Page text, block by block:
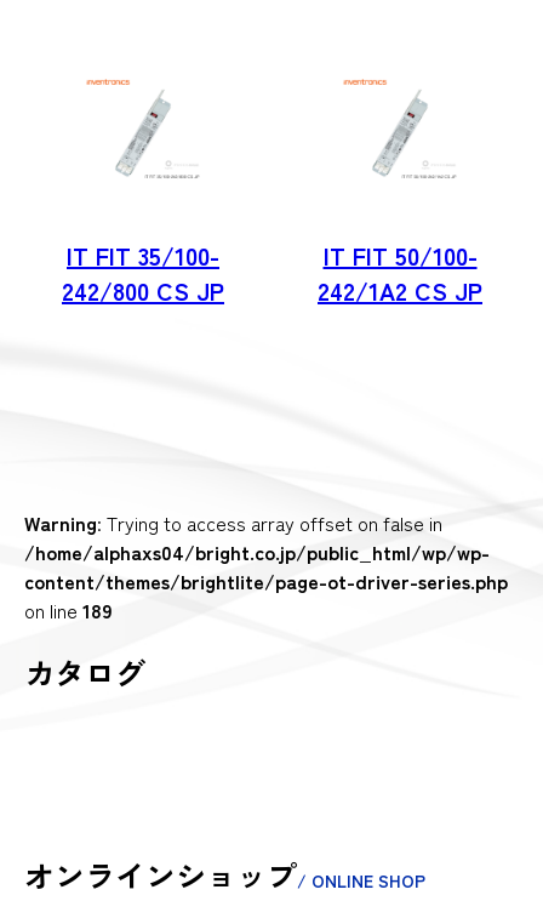
IT FIT 35/100-
242/800 CS JP
IT FIT 50/100-
242/1A2 CS JP
Warning: Trying to access array offset on false in
/home/alphaxs04/bright.co.jp/public_html/wp/wp-
content/themes/brightlite/page-ot-driver-series.php
on line 189
カタログ
オンラインショップ/ ONLINE SHOP